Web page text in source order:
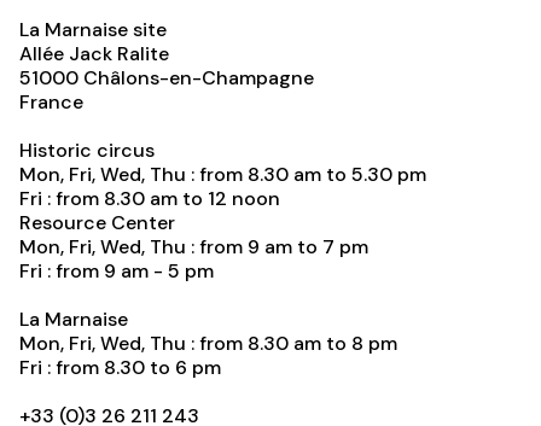
La Marnaise site
Allée Jack Ralite
51000 Châlons-en-Champagne
France
Historic circus
Mon, Fri, Wed, Thu : from 8.30 am to 5.30 pm
Fri : from 8.30 am to 12 noon
Resource Center
Mon, Fri, Wed, Thu : from 9 am to 7 pm
Fri : from 9 am - 5 pm
La Marnaise
Mon, Fri, Wed, Thu : from 8.30 am to 8 pm
Fri : from 8.30 to 6 pm
+33 (0)3 26 211 243